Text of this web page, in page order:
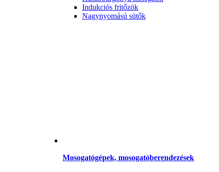
Indukciós fritőzök
Nagynyomású sütők
Mosogatógépek, mosogatóberendezések